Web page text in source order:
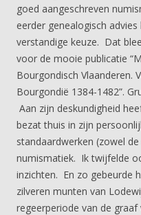
goed aangeschreven
eerder genealogisch
verstandige keuze. Dat
voor de mooie publicatie
Bourgondisch Vlaanderen.
Bourgondië 1384-1482”.
Aan zijn deskundigheid
bezat thuis in zijn
standaardwerken (zowel
numismatiek. Ik twijfelde
inzichten. En zo gebeurde
zilveren munten van
regeerperiode van de